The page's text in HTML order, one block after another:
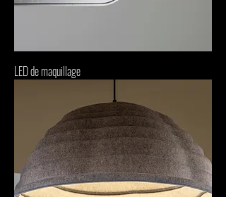
LED de maquillage